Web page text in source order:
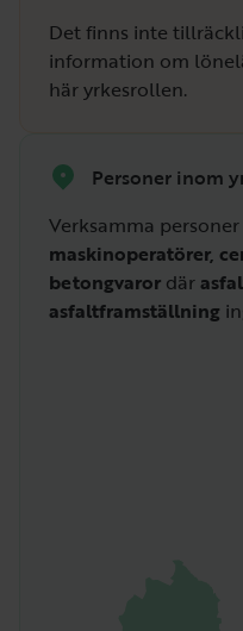
Det finns inte
information om
här yrkesrollen.
Personer inom
Verksamma
maskinoperatörer,
betongvaror där
asfaltframställning